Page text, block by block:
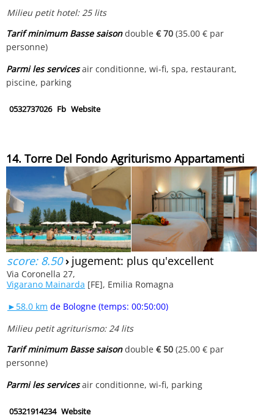
Milieu petit hotel: 25 lits
Tarif minimum Basse saisondouble€ 70 (35.00 € par
personne)
Parmi les servicesair conditionne, wi-fi, spa, restaurant,
piscine, parking
0532737026 Fb Website
14. Torre Del Fondo Agriturismo Appartamenti
score: 8.50› jugement: plus qu'excellent
Via Coronella 27,
Vigarano Mainarda [FE], Emilia Romagna
►58.0 km de Bologne (temps: 00:50:00)
Milieu petit agriturismo: 24 lits
Tarif minimum Basse saisondouble€ 50 (25.00 € par
personne)
Parmi les servicesair conditionne, wi-fi, parking
05321914234 Website